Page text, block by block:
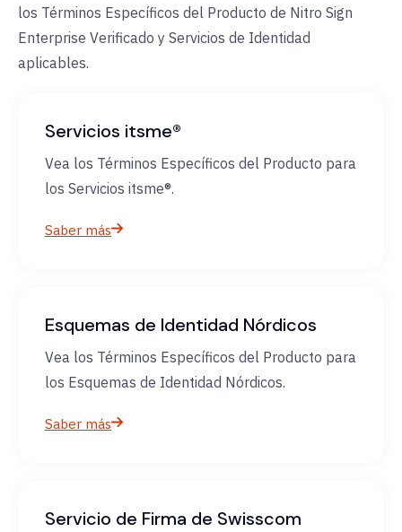
los Términos Específicos del Producto de Nitro Sign
Enterprise Verificado y Servicios de Identidad
aplicables.
Servicios itsme®
Vea los Términos Específicos del Producto para
los Servicios itsme®.
Saber más
Esquemas de Identidad Nórdicos
Vea los Términos Específicos del Producto para
los Esquemas de Identidad Nórdicos.
Saber más
Servicio de Firma de Swisscom